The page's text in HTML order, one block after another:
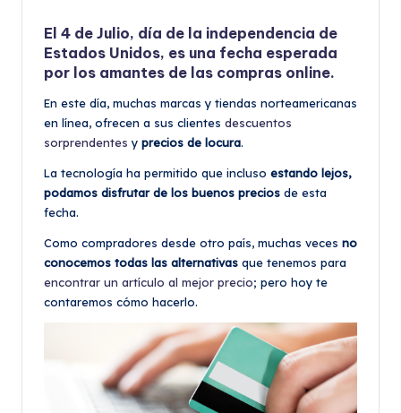
El 4 de Julio, día de la independencia de
Estados Unidos, es una fecha esperada
por los amantes de las compras online.
En este día, muchas marcas y tiendas norteamericanas
en línea, ofrecen a sus clientes descuentos
sorprendentes y precios de locura.
La tecnología ha permitido que incluso estando lejos,
podamos disfrutar de los buenos precios de esta
fecha.
Como compradores desde otro país, muchas veces no
conocemos todas las alternativas que tenemos para
encontrar un artículo al mejor precio; pero hoy te
contaremos cómo hacerlo.